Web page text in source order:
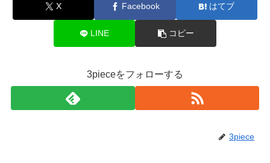
X Facebook はてブ
LINE コピー
3pieceをフォローする
3piece